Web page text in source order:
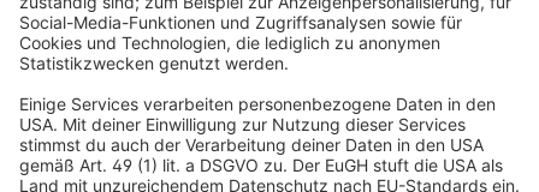
VICTORIA M
Klemmfix Doppelrollo / Duo Rollo | 65 x 230 cm,
schwarz
Einfache Montage mittels Klemmhaltern (14 - 17 mm
Fensterflügelstärke)
Ultraschallzuschnitt für minimale Flusen und Ausfransungen